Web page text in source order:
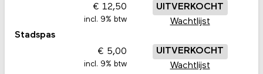
12,50
incl. 9% btw
UITVERKOCHT
Wachtlijst
Stadspas
5,00
incl. 9% btw
UITVERKOCHT
Wachtlijst